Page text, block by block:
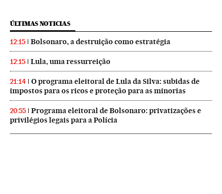
ÚLTIMAS NOTICIAS
12:15 Bolsonaro, a destruição como estratégia
12:15 Lula, uma ressurreição
21:14
O programa eleitoral de Lula da Silva: subidas de
impostos para os ricos e proteção para as minorias
20:55
Programa eleitoral de Bolsonaro: privatizações e
privilégios legais para a Polícia